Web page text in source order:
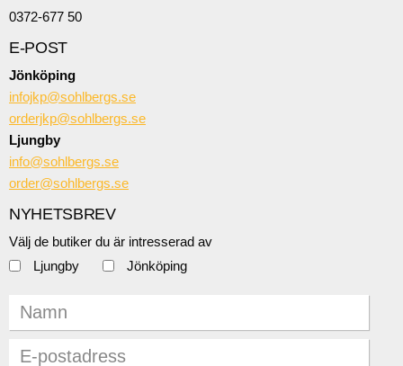
0372-677 50
E-POST
Jönköping
infojkp@sohlbergs.se
orderjkp@sohlbergs.se
Ljungby
info@sohlbergs.se
order@sohlbergs.se
NYHETSBREV
Välj de butiker du är intresserad av
Ljungby
Jönköping